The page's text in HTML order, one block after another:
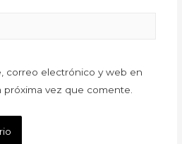
correo electrónico y web en
próxima vez que comente.